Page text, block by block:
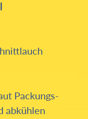
Packungs­
abkühlen